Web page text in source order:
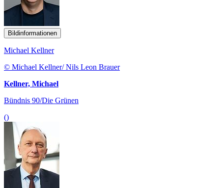
Bildinformationen
Michael Kellner
© Michael Kellner/ Nils Leon Brauer
Kellner, Michael
Bündnis 90/Die Grünen
()